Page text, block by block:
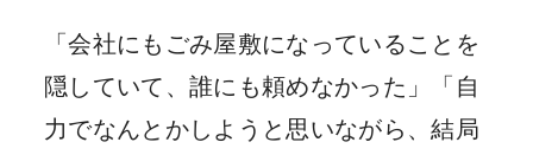
「会社にもごみ屋敷になっていることを
隠していて、誰にも頼めなかった」「自
力でなんとかしようと思いながら、結局